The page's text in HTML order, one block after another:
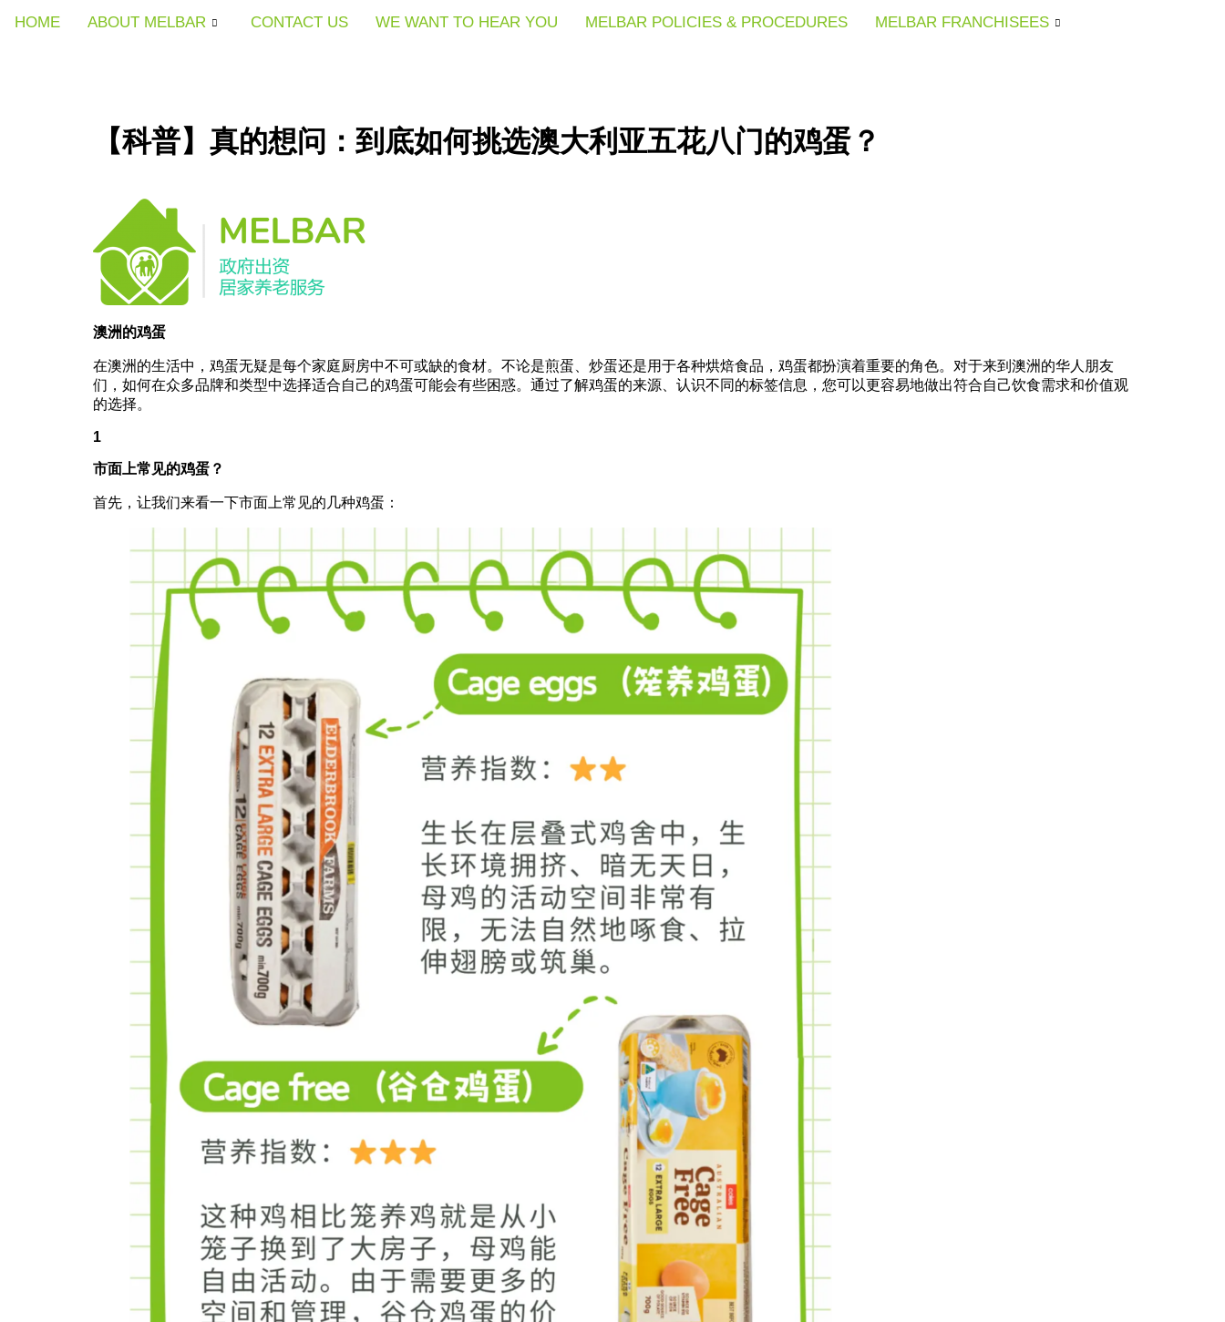
HOME ABOUT MELBAR CONTACT US WE WANT TO HEAR YOU MELBAR POLICIES & PROCEDURES MELBAR FRANCHISEES
HOME ABOUT MELBAR CONTACT US WE WANT TO HEAR YOU MELBAR POLICIES & PROCEDURES MELBAR FRANCHISEES
HOME ABOUT MELBAR CONTACT US WE WANT TO HEAR YOU MELBAR POLICIES & PROCEDURES MELBAR FRANCHISEES
【科普】真的想问：到底如何挑选澳大利亚五花八门的鸡蛋？
澳洲的鸡蛋
在澳洲的生活中，鸡蛋无疑是每个家庭厨房中不可或缺的食材。不论是煎蛋、炒蛋还是用于各种烘焙食品，鸡蛋都扮演着重要的角色。对于来到澳洲的华人朋友
们，如何在众多品牌和类型中选择适合自己的鸡蛋可能会有些困惑。通过了解鸡蛋的来源、认识不同的标签信息，您可以更容易地做出符合自己饮食需求和价值观
的选择。
1
市面上常见的鸡蛋？
首先，让我们来看一下市面上常见的几种鸡蛋：